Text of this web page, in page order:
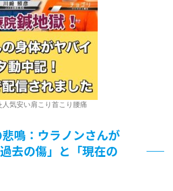
気安い肩こり首こり腰痛
鳴：ウラノンさんが
去の傷」と「現在の